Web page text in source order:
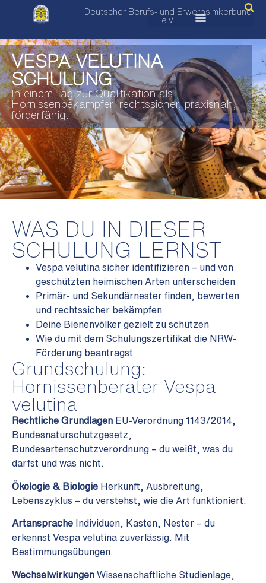
Deutscher Berufs- und Erwerbsimkerbund
e.V.
VESPA VELUTINA
SCHULUNG
In einem Tag zur Qualifikation als
Hornissenbekämpfer: rechtssicher, praxisnah,
förderfähig.
WAS DU IN DIESER
SCHULUNG LERNST
Vespa velutina sicher identifizieren – und von
geschützten heimischen Arten unterscheiden
Primär- und Sekundärnester finden, bewerten
und rechtssicher bekämpfen
Deine Bienenvölker gezielt zu schützen
Wie du mit dem Schulungszertifikat die NRW-
Förderung beantragst
Grundschulung:
Hornissenberater Vespa
velutina
Rechtliche Grundlagen EU-Verordnung 1143/2014,
Bundesnaturschutzgesetz,
Bundesartenschutzverordnung – du weißt, was du
darfst und was nicht.
Ökologie & Biologie Herkunft, Ausbreitung,
Lebenszyklus – du verstehst, wie die Art funktioniert.
Artansprache Individuen, Kasten, Nester – du
erkennst Vespa velutina zuverlässig. Mit
Bestimmungsübungen.
Wechselwirkungen Wissenschaftliche Studienlage,